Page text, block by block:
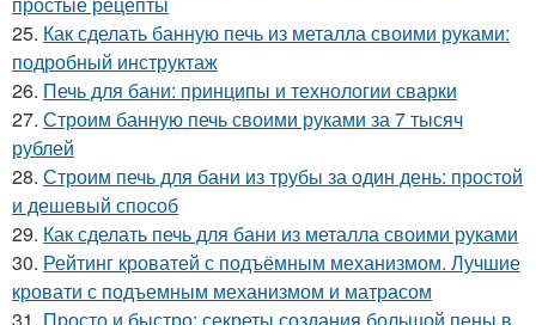
25. Как сделать банную печь из металла своими руками:
подробный инструктаж
26. Печь для бани: принципы и технологии сварки
27. Строим банную печь своими руками за 7 тысяч
рублей
28. Строим печь для бани из трубы за один день: простой
и дешевый способ
29. Как сделать печь для бани из металла своими руками
30. Рейтинг кроватей с подъёмным механизмом. Лучшие
кровати с подъемным механизмом и матрасом